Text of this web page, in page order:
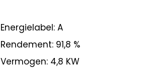
Energielabel: A
Rendement: 91,8 %
Vermogen: 4,8 KW